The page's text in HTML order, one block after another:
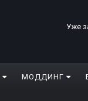
Уже
МОДДИНГ